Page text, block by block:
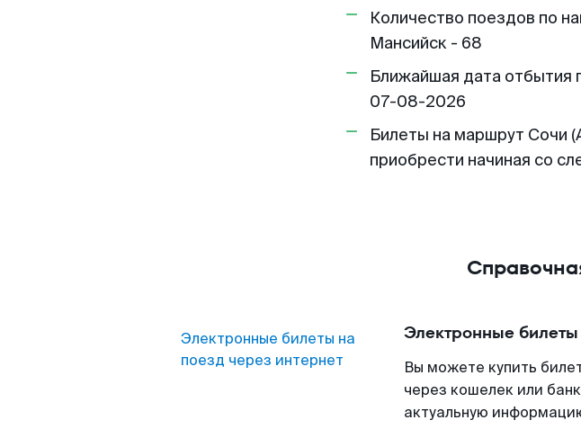
Количество поездов по
Мансийск - 68
Ближайшая дата отбытия
07-08-2026
Билеты на маршрут Сочи
приобрести начиная со
Электронные билеты на
поезд через интернет
Электронные билеты
Вы можете купить
через кошелек или
актуальную